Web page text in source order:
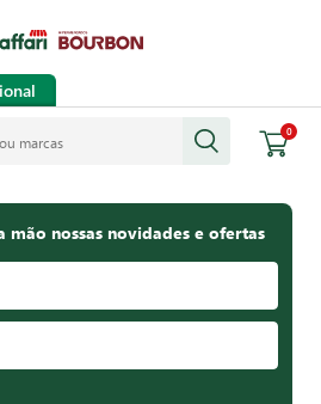
0
mão nossas novidades e ofertas